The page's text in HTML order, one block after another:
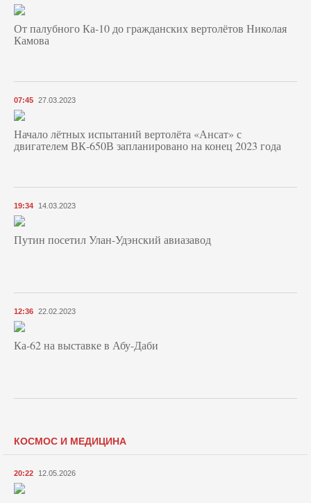
От палубного Ка-10 до гражданских вертолётов Николая
Камова
07:45 27.03.2023
Начало лётных испытаний вертолёта «Ансат» с
двигателем ВК-650В запланировано на конец 2023 года
19:34 14.03.2023
Путин посетил Улан-Удэнский авиазавод
12:36 22.02.2023
Ка-62 на выставке в Абу-Даби
КОСМОС И МЕДИЦИНА
20:22 12.05.2026